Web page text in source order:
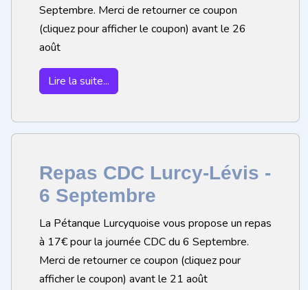
Septembre. Merci de retourner ce coupon
(cliquez pour afficher le coupon) avant le 26
août
Lire la suite...
Repas CDC Lurcy-Lévis -
6 Septembre
La Pétanque Lurcyquoise vous propose un repas
à 17€ pour la journée CDC du 6 Septembre.
Merci de retourner ce coupon (cliquez pour
afficher le coupon) avant le 21 août